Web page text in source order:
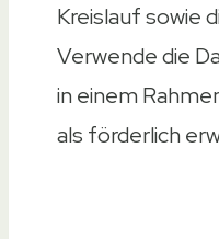
Kreislauf sowie
Verwende die
in einem
als förderlich